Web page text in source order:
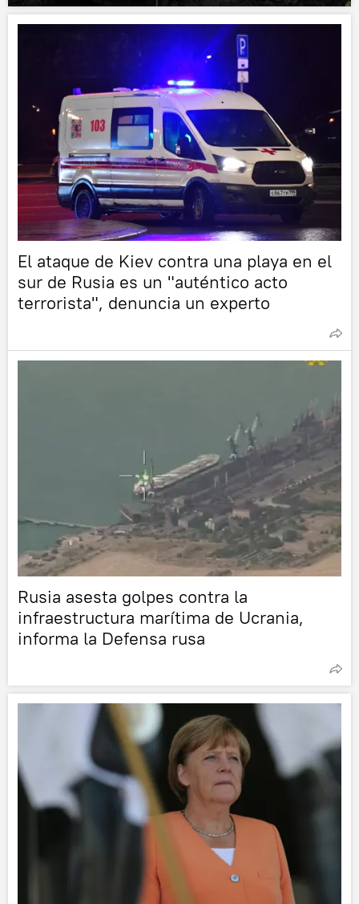
El ataque de Kiev contra una playa en el
sur de Rusia es un "auténtico acto
terrorista", denuncia un experto
Rusia asesta golpes contra la
infraestructura marítima de Ucrania,
informa la Defensa rusa